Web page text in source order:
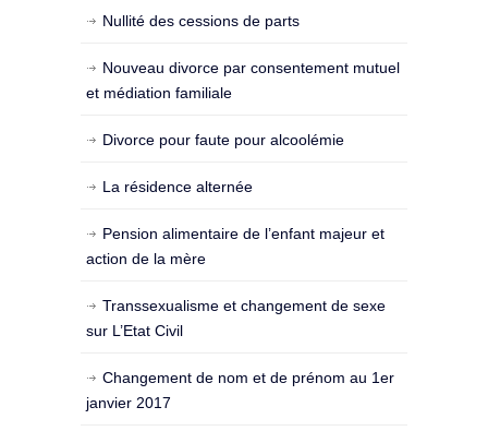
Nullité des cessions de parts
Nouveau divorce par consentement mutuel
et médiation familiale
Divorce pour faute pour alcoolémie
La résidence alternée
Pension alimentaire de l’enfant majeur et
action de la mère
Transsexualisme et changement de sexe
sur L’Etat Civil
Changement de nom et de prénom au 1er
janvier 2017